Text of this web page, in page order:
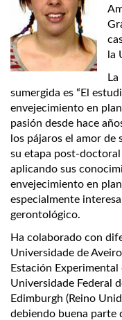
la
sumergida es “El
envejecimiento en
pasión desde hace
los pájaros el amor de
su etapa post-
aplicando sus
envejecimiento en
especialmente
gerontológico.
Ha colaborado con
Universidade de
Estación Experimental
Universidade Federal
Edimburgh (Reino
debiendo buena parte